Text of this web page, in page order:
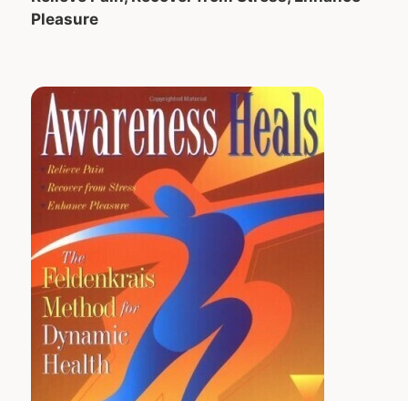
Pleasure